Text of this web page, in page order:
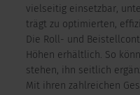
vielseitig einsetzbar,
trägt zu optimierten,
Die Roll- und
Höhen erhältlich. So
stehen, ihn seitlich
Mit ihren zahlreichen